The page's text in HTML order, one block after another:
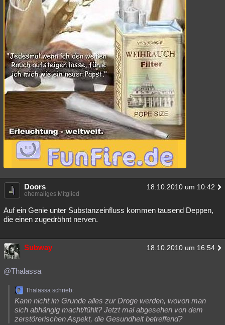
Doors 18.10.2010 um 10:42
ehemaliges Mitglied
Auf ein Genie unter Substanzeinfluss kommen tausend Deppen,
die einen zugedröhnt nerven.
Subway 18.10.2010 um 16:54
@Thalassa
Thalassa schrieb:
Kann nicht im Grunde alles zur Droge werden, wovon man
sich abhängig macht/fühlt? Jetzt mal abgesehen von dem
zerstörerischen Aspekt, die Gesundheit betreffend?